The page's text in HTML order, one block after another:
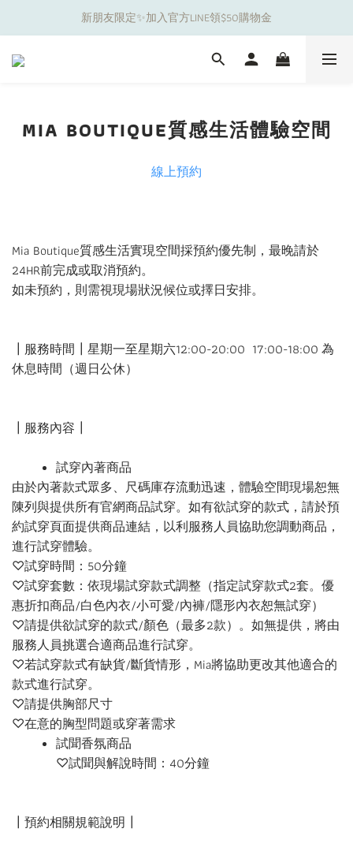
夏日舒適無痕｜3件$1199自由配專區
新朋友限定✨加入官方LINE領$50購物金
夏日舒適無痕｜3件$1199自由配專區
MIA BOUTIQUE質感生活體驗空間
線上預約
Mia Boutique質感生活實現空間採預約優先制，最晚請於
24HR前完成或取消預約。
如未預約，則需視現場狀況候位或擇日安排。
┃服務時間┃星期一至星期六12:00-20:00 17:00-18:00 為
休息時間（週日公休）
┃服務內容┃
試穿內著商品
由於內著款式眾多、尺碼庫存流動迅速，體驗空間現場恕無
陳列與提供所有官網商品試穿。如有欲試穿的款式，請於預
約試穿頁面提供商品連結，以利服務人員協助您調動商品，
進行試穿體驗。
♡試穿時間：50分鐘
♡試穿套數：依現場試穿款式調整（指定試穿款式2套。優
惠折扣商品/白色內衣/小可愛/內褲/隱形內衣恕無試穿）
♡請提供欲試穿的款式/顏色（最多2款）。如無提供，將由
服務人員挑選合適商品進行試穿。
♡若試穿款式有缺貨/斷貨情形，Mia將協助更改其他適合的
款式進行試穿。
♡請提供胸部尺寸
♡在意的胸型問題或穿著需求
試聞香氛商品
♡試聞與解說時間：40分鐘
┃預約相關規範說明┃